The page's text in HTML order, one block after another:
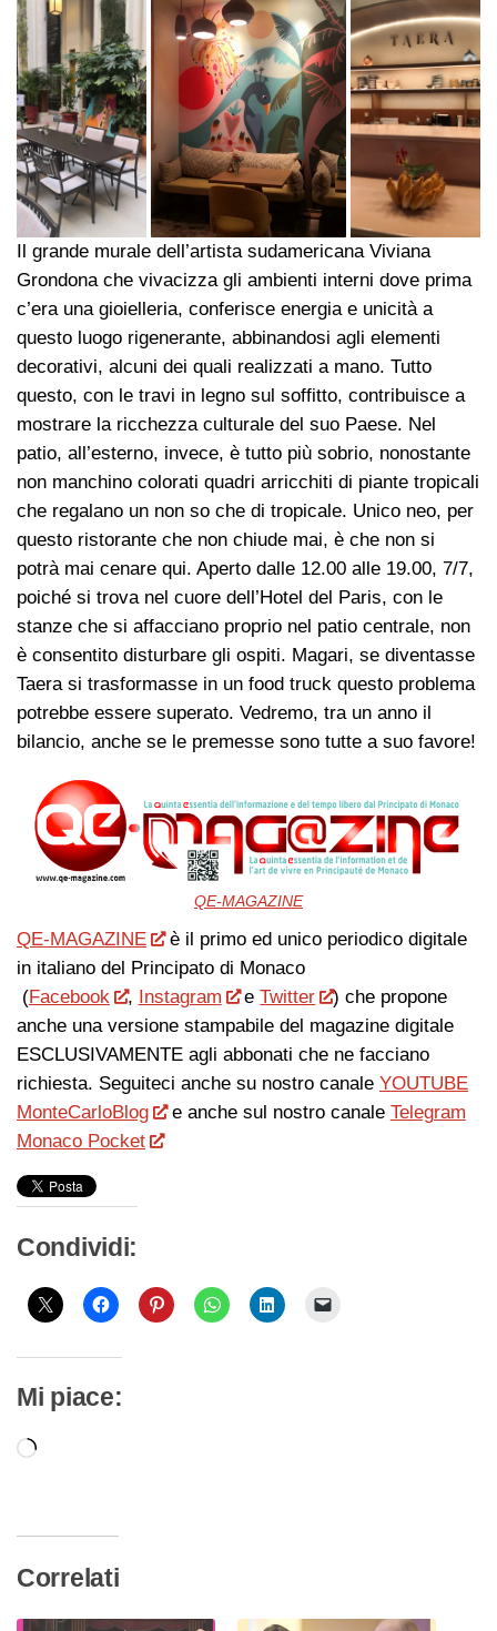
Il grande murale dell’artista sudamericana Viviana
Grondona che vivacizza gli ambienti interni dove prima
c’era una gioielleria, conferisce energia e unicità a
questo luogo rigenerante, abbinandosi agli elementi
decorativi, alcuni dei quali realizzati a mano. Tutto
questo, con le travi in legno sul soffitto, contribuisce a
mostrare la ricchezza culturale del suo Paese. Nel
patio, all’esterno, invece, è tutto più sobrio, nonostante
non manchino colorati quadri arricchiti di piante tropicali
che regalano un non so che di tropicale. Unico neo, per
questo ristorante che non chiude mai, è che non si
potrà mai cenare qui. Aperto dalle 12.00 alle 19.00, 7/7,
poiché si trova nel cuore dell’Hotel del Paris, con le
stanze che si affacciano proprio nel patio centrale, non
è consentito disturbare gli ospiti. Magari, se diventasse
Taera si trasformasse in un food truck questo problema
potrebbe essere superato. Vedremo, tra un anno il
bilancio, anche se le premesse sono tutte a suo favore!
QE-MAGAZINE
QE-MAGAZINE
è il primo ed unico periodico digitale
in italiano del Principato di Monaco
(Facebook , Instagram eTwitter
) che propone
anche una versione stampabile del magazine digitale
ESCLUSIVAMENTE agli abbonati che ne facciano
richiesta. Seguiteci anche su nostro canale YOUTUBE
MonteCarloBlog
e anche sul nostro canale Telegram
Monaco Pocket
Condividi:
Mi piace:
Caricamento
Correlati